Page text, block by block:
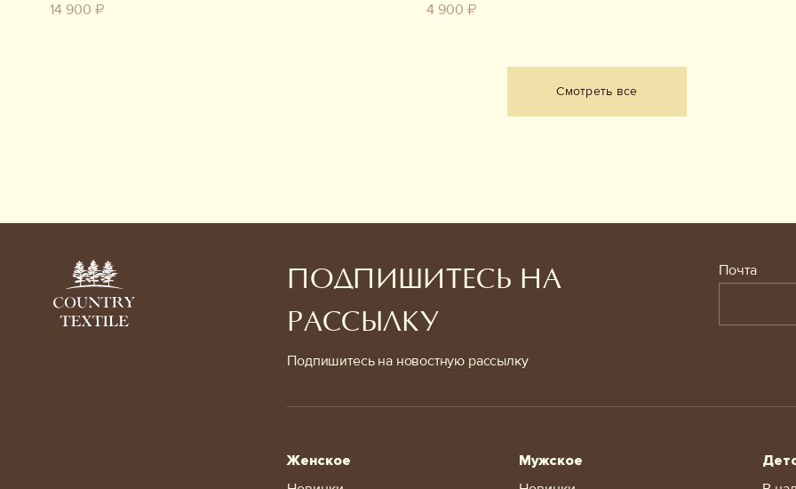
14 900 ₽
4 900 ₽
Смотреть все
ПОДПИШИТЕСЬ НА
РАССЫЛКУ
Подпишитесь на новостную рассылку
Почта
Женское
Мужское